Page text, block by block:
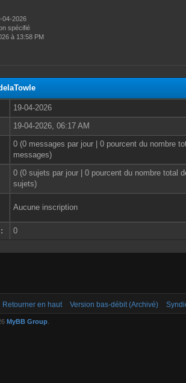
04-2026
spécifié
à 13:58 PM
19-04-2026
19-04-2026, 06:17 AM
0 (0 messages par jour | 0 pourcent du nombre
messages)
0 (0 sujets par jour | 0 pourcent du nombre total
sujets)
Aucune inscription
0
Retourner en haut Version bas-débit (Archivé)
MyBB Group